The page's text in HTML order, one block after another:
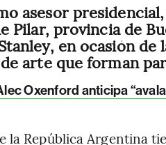
asesor
Pilar, provincia de
en ocasión
arte que forman
Oxenford anticipa
la República Argentina